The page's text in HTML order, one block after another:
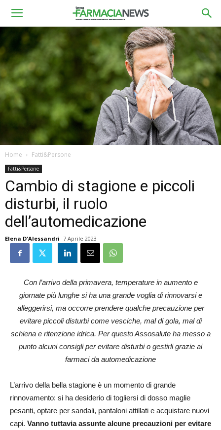
Home Fatti&Persone
Fatti&Persone
Cambio di stagione e piccoli
disturbi, il ruolo
dell’automedicazione
Elena D'Alessandri 7 Aprile 2023
Con l’arrivo della primavera, temperature in aumento e
giornate più lunghe si ha una grande voglia di rinnovarsi e
alleggerirsi, ma occorre prendere qualche precauzione per
evitare piccoli disturbi come vesciche, mal di gola, mal di
schiena e ritenzione idrica. Per questo Assosalute ha messo a
punto alcuni consigli per evitare disturbi o gestirli grazie ai
farmaci da automedicazione
L’arrivo della bella stagione è un momento di grande
rinnovamento: si ha desiderio di togliersi di dosso maglie
pesanti, optare per sandali, pantaloni attillati e acquistare nuovi
capi. Vanno tuttavia assunte alcune precauzioni per evitare